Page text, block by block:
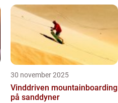
30 november 2025
Vinddriven mountainboarding
på sanddyner